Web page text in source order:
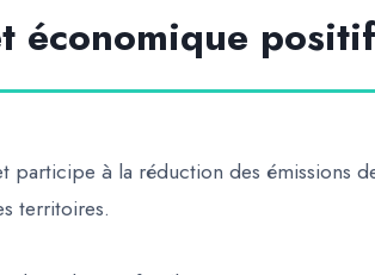
économique positif
à la réduction des émissions
territoires.